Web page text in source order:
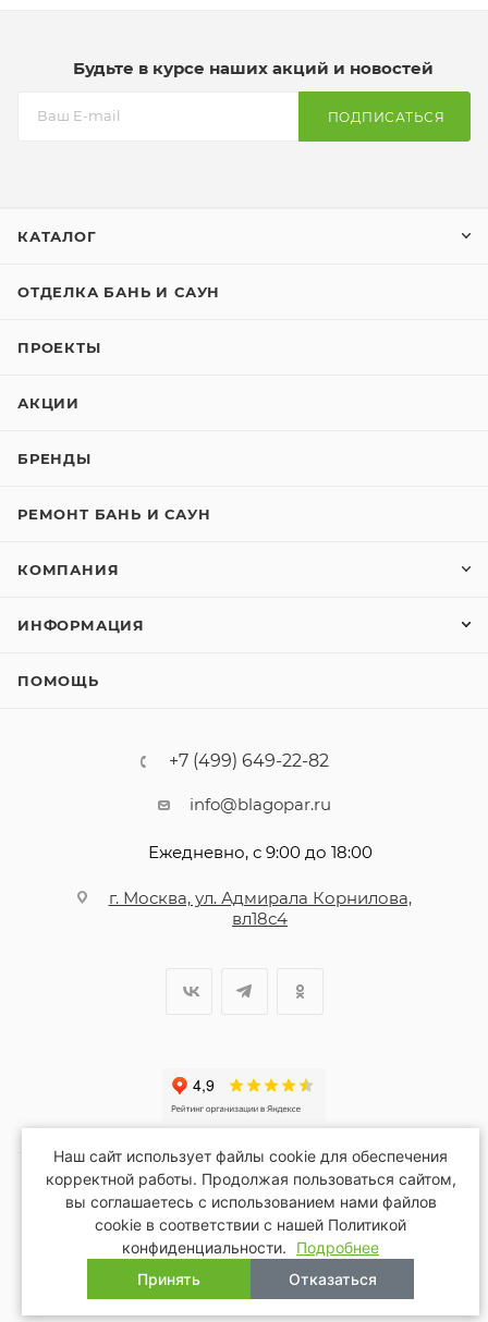
Будьте в курсе наших акций и новостей
ПОДПИСАТЬСЯ
КАТАЛОГ
ОТДЕЛКА БАНЬ И САУН
ПРОЕКТЫ
АКЦИИ
БРЕНДЫ
РЕМОНТ БАНЬ И САУН
КОМПАНИЯ
ИНФОРМАЦИЯ
ПОМОЩЬ
+7 (499) 649-22-82
info@blagopar.ru
Ежедневно, с 9:00 до 18:00
г. Москва, ул. Адмирала Корнилова,
вл18с4
2026 © Благопар
Наш сайт использует файлы cookie для обеспечения
корректной работы. Продолжая пользоваться сайтом,
вы соглашаетесь с использованием нами файлов
cookie в соответствии с нашей Политикой
конфиденциальности.
Подробнее
Принять
Отказаться